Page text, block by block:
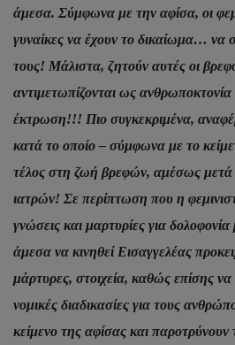
άμεσα. Σύμφωνα με την αφίσα, οι
γυναίκες να έχουν το δικαίωμα… να
τους! Μάλιστα, ζητούν αυτές οι
αντιμετωπίζονται ως
έκτρωση!!! Πιο συγκεκριμένα,
κατά το οποίο – σύμφωνα με το
τέλος στη ζωή βρεφών, αμέσως μετά
ιατρών! Σε περίπτωση που η
γνώσεις και μαρτυρίες για
άμεσα να κινηθεί Εισαγγελέας
μάρτυρες, στοιχεία, καθώς επίσης να
νομικές διαδικασίες για τους
κείμενο της αφίσας και παροτρύνουν